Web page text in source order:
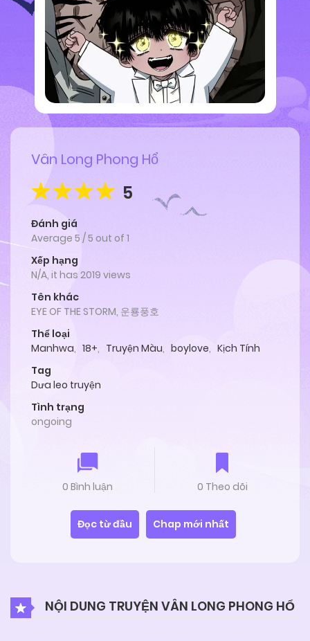
Vân Long Phong Hổ
5
Đánh giá
Average 5 /5 out of 1
Xếp hạng
N/A, it has 2019 views
Tên khác
EYE OF THE STORM, 운룡풍호
Thể loại
Manhwa, 18+, Truyện Màu, boylove, Kịch Tính
Tag
Dưa leo truyện
Tình trạng
ongoing
0 Bình luận 0 Theo dõi
Đọc từ đầu Chap mới nhất
NỘI DUNG TRUYỆN VÂN LONG PHONG HỔ